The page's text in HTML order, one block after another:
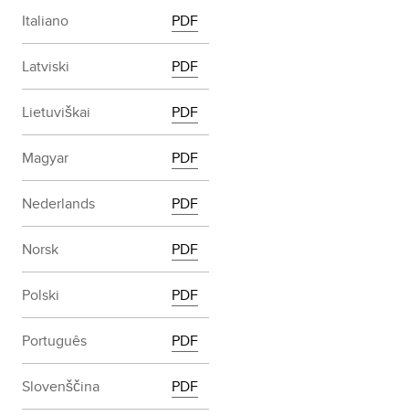
Italiano PDF
Latviski PDF
Lietuviškai PDF
Magyar PDF
Nederlands PDF
Norsk PDF
Polski PDF
Português PDF
Slovenščina PDF